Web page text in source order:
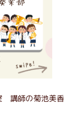
講師の菊池美香